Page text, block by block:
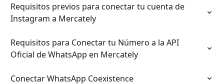
Requisitos previos para conectar tu cuenta de
Instagram a Mercately
Requisitos para Conectar tu Número a la API
Oficial de WhatsApp en Mercately
Conectar WhatsApp Coexistence